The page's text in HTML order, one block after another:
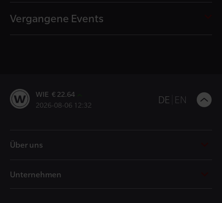
Vergangene Events
WIE € 22.64
2026-08-06 12:32 DE EN
Über uns
Unternehmen